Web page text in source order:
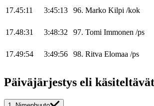
17.45:11 3:45:13 96. Marko Kilpi /kok
17.48:31 3:48:32 97. Tomi Immonen /ps
17.49:54 3:49:56 98. Ritva Elomaa /ps
Päiväjärjestys eli